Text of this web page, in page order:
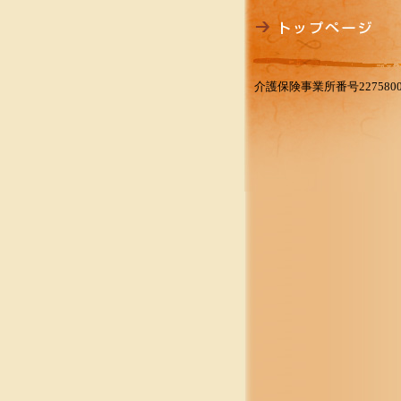
介護保険事業所番号